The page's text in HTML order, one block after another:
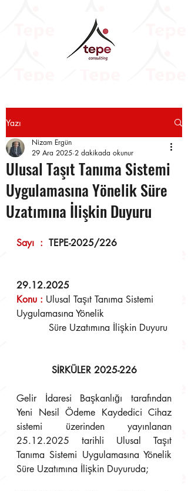
Yazı
Ulusal Taşıt Tanıma Sistemi
Uygulamasına Yönelik Süre
Uzatımına İlişkin Duyuru
Nizam Ergün
29 Ara 2025 2 dakikada okunur
Sayı  : TEPE-2025/226
29.12.2025
Konu : Ulusal Taşıt Tanıma Sistemi
Uygulamasına Yönelik
	   Süre Uzatımına İlişkin Duyuru
SİRKÜLER 2025-226
Gelir İdaresi Başkanlığı tarafından
Yeni Nesil Ödeme Kaydedici Cihaz
sistemi üzerinden yayınlanan
25.12.2025 tarihli Ulusal Taşıt
Tanıma Sistemi Uygulamasına Yönelik
Süre Uzatımına İlişkin Duyuruda;